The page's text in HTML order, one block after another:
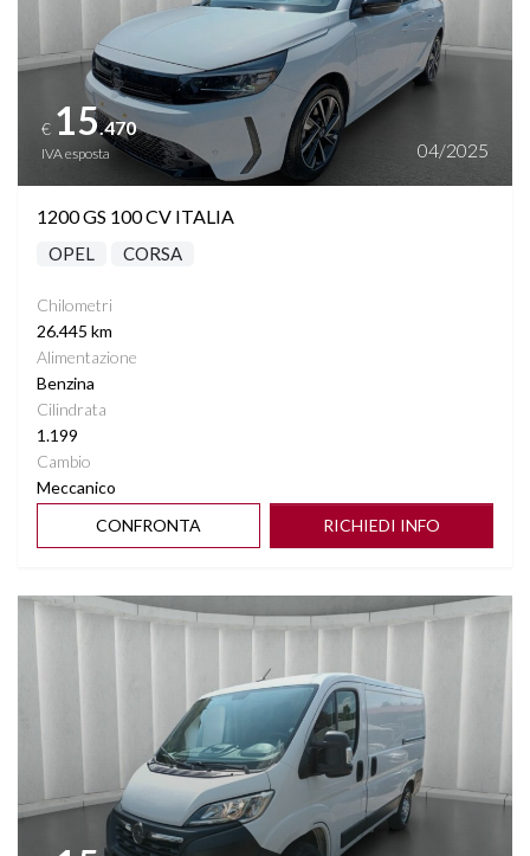
€ 15.470
IVA esposta 04/2025
1200 GS 100 CV ITALIA
OPEL CORSA
Chilometri
26.445 km
Alimentazione
Benzina
Cilindrata
1.199
Cambio
Meccanico
CONFRONTA
RICHIEDI INFO
Vedi dettagli